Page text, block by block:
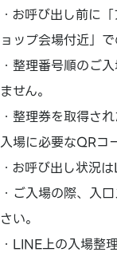
・お呼び出し前に
ョップ会場付近」
・整理番号順のご
ません。
・整理券を取得さ
入場に必要なQRコ
・お呼び出し状況
・ご入場の際、入
さい。
・LINE上の入場整